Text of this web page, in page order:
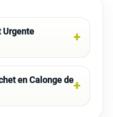
Urgente
en Calonge de